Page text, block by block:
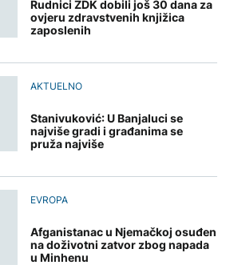
Rudnici ZDK dobili još 30 dana za
ovjeru zdravstvenih knjižica
zaposlenih
AKTUELNO
Stanivuković: U Banjaluci se
najviše gradi i građanima se
pruža najviše
EVROPA
Afganistanac u Njemačkoj osuđen
na doživotni zatvor zbog napada
u Minhenu